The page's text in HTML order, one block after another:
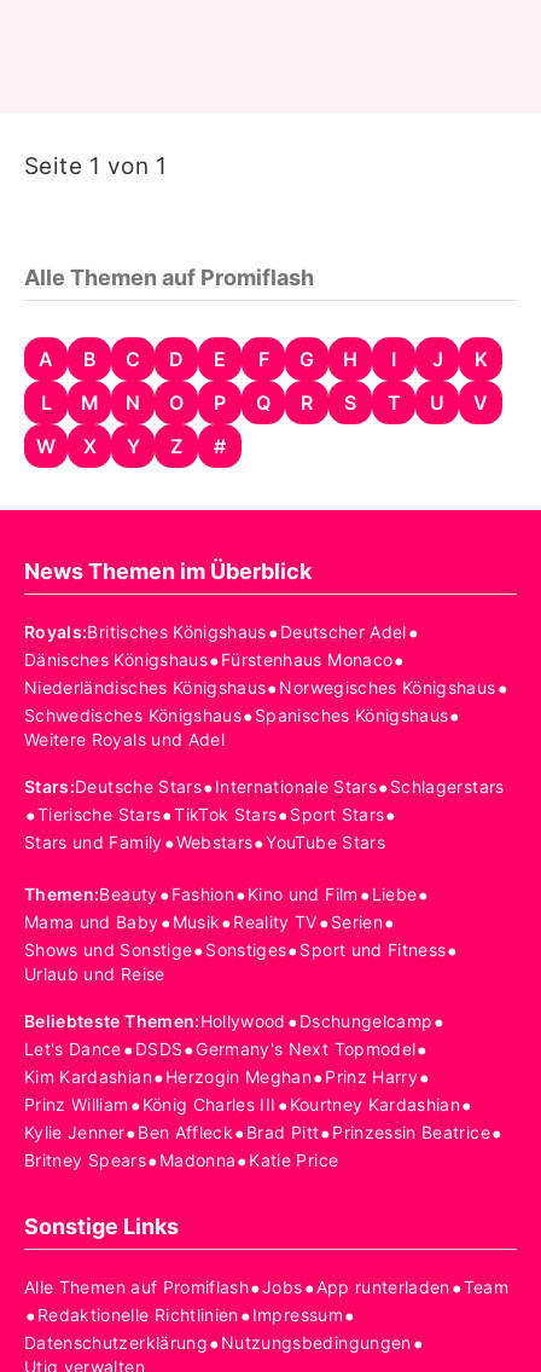
Seite 1 von 1
Alle Themen auf Promiflash
A B C D E F G H I J
K
L
M N O P Q R S T U
V
W
X Y Z #
News Themen im Überblick
Royals:Britisches Königshaus•Deutscher Adel•
Dänisches Königshaus•Fürstenhaus Monaco•
Niederländisches Königshaus•Norwegisches Königshaus•
Schwedisches Königshaus•Spanisches Königshaus•
Weitere Royals und Adel
Stars:Deutsche Stars•Internationale Stars•Schlagerstars
•Tierische Stars•TikTok Stars•Sport Stars•
Stars und Family•Webstars•YouTube Stars
Themen:Beauty•Fashion•Kino und Film •Liebe•
Mama und Baby•Musik•Reality TV•Serien•
Shows und Sonstige•Sonstiges•Sport und Fitness•
Urlaub und Reise
Beliebteste Themen:Hollywood •Dschungelcamp•
Let's Dance•DSDS•Germany's Next Topmodel•
Kim Kardashian•Herzogin Meghan•Prinz Harry•
Prinz William •König Charles III •Kourtney Kardashian•
Kylie Jenner•Ben Affleck•Brad Pitt•Prinzessin Beatrice•
Britney Spears•Madonna•Katie Price
Sonstige Links
Alle Themen auf Promiflash•Jobs•App runterladen•Team
•Redaktionelle Richtlinien•Impressum•
Datenschutzerklärung•Nutzungsbedingungen•
Utiq verwalten